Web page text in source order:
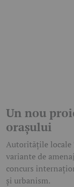
Un nou
orașului
Autoritățile locale
variante de
concurs
și urbanism.